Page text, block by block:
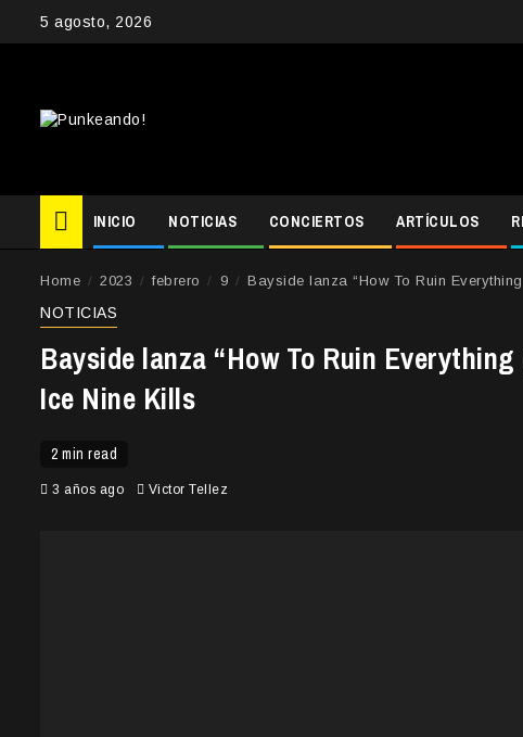
5 agosto, 2026
INICIO NOTICIAS CONCIERTOS ARTÍCULOS
Home 2023 febrero 9 Bayside lanza “How To Ruin
NOTICIAS
Bayside lanza “How To Ruin
Ice Nine Kills
2 min read
3 años ago Victor Tellez